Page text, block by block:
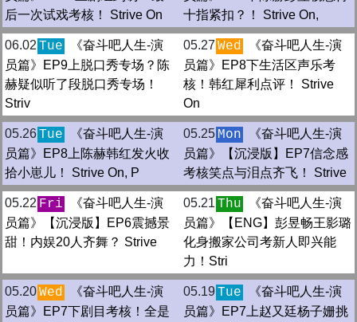
后一次试戏考核！ Strive On
十指紧扣？！ Strive On,
06.02 Tue
《奋斗吧人生-演
员篇》EP9上脱口秀专场？陈
赫疑似听了段脱口秀专场！
Striv
05.27 Wed
《奋斗吧人生-演
员篇》EP8下生活区声乐考
核！韩红犀利点评！ Strive
On
05.26Tue
《奋斗吧人生-演
员篇》EP8上陈赫韩红发火收
拾小崽儿！ Strive On, P
05.25 Mon
《奋斗吧人生-演
员篇》【沉浸版】EP7信念感
考核笑点与泪点齐飞！ Strive
05.22 Fri
《奋斗吧人生-演
员篇》【沉浸版】EP6震撼景
甜！内娱20人齐舞？ Strive
05.21 Thu
《奋斗吧人生-演
员篇》【ENG】彭昱畅王影璐
化身搬家公司考新人即兴能
力！Stri
05.20Wed
《奋斗吧人生-演
员篇》EP7下剧目考核！全是
05.19Tue
《奋斗吧人生-演
员篇》EP7上赵又廷杨子姗挑